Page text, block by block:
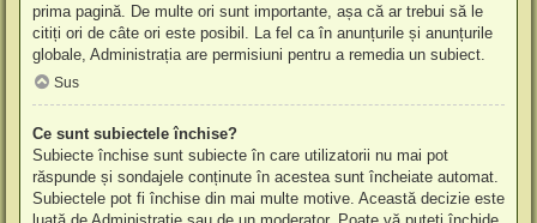
prima pagină. De multe ori sunt importante, așa că ar trebui să le
citiți ori de câte ori este posibil. La fel ca în anunțurile și anunțurile
globale, Administrația are permisiuni pentru a remedia un subiect.
Sus
Ce sunt subiectele închise?
Subiecte închise sunt subiecte în care utilizatorii nu mai pot
răspunde și sondajele conținute în acestea sunt încheiate automat.
Subiectele pot fi închise din mai multe motive. Această decizie este